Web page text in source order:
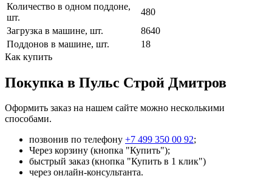
Количество в одном поддоне,
шт.
480
Загрузка в машине, шт.
8640
Поддонов в машине, шт.
18
Как купить
Покупка в Пульс Строй Дмитров
Оформить заказ на нашем сайте можно несколькими
способами.
позвонив по телефону +7 499 350 00 92;
Через корзину (кнопка "Купить");
быстрый заказ (кнопка "Купить в 1 клик")
через онлайн-консультанта.